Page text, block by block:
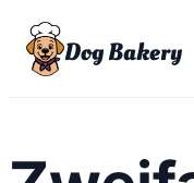
Dog Bakery